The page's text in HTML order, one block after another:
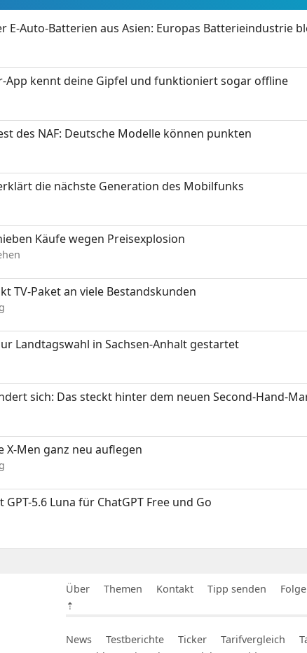
E-Auto-Batterien aus Asien: Europas Batterieindustrie
App kennt deine Gipfel und funktioniert sogar offline
des NAF: Deutsche Modelle können punkten
die nächste Generation des Mobilfunks
Käufe wegen Preisexplosion
TV-Paket an viele Bestandskunden
Landtagswahl in Sachsen-Anhalt gestartet
sich: Das steckt hinter dem neuen Second-Hand-
X-Men ganz neu auflegen
5.6 Luna für ChatGPT Free und Go
Über Themen Kontakt Tipp senden
⇡
News Testberichte Ticker Tarifvergleich